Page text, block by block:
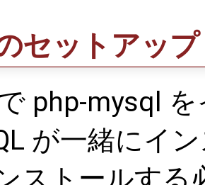
セットアップ
php-mysql
が一緒にイ